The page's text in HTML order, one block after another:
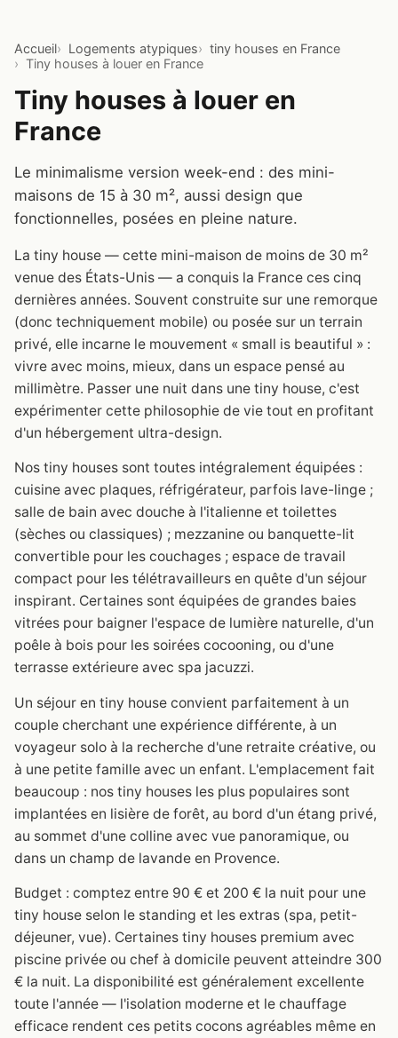
Accueil Logements atypiques
tiny houses en France
Tiny houses à louer en France
Tiny houses à louer en
France
Le minimalisme version week-end : des mini-
maisons de 15 à 30 m², aussi design que
fonctionnelles, posées en pleine nature.
La tiny house — cette mini-maison de moins de 30 m²
venue des États-Unis — a conquis la France ces cinq
dernières années. Souvent construite sur une remorque
(donc techniquement mobile) ou posée sur un terrain
privé, elle incarne le mouvement « small is beautiful » :
vivre avec moins, mieux, dans un espace pensé au
millimètre. Passer une nuit dans une tiny house, c'est
expérimenter cette philosophie de vie tout en profitant
d'un hébergement ultra-design.
Nos tiny houses sont toutes intégralement équipées :
cuisine avec plaques, réfrigérateur, parfois lave-linge ;
salle de bain avec douche à l'italienne et toilettes
(sèches ou classiques) ; mezzanine ou banquette-lit
convertible pour les couchages ; espace de travail
compact pour les télétravailleurs en quête d'un séjour
inspirant. Certaines sont équipées de grandes baies
vitrées pour baigner l'espace de lumière naturelle, d'un
poêle à bois pour les soirées cocooning, ou d'une
terrasse extérieure avec spa jacuzzi.
Un séjour en tiny house convient parfaitement à un
couple cherchant une expérience différente, à un
voyageur solo à la recherche d'une retraite créative, ou
à une petite famille avec un enfant. L'emplacement fait
beaucoup : nos tiny houses les plus populaires sont
implantées en lisière de forêt, au bord d'un étang privé,
au sommet d'une colline avec vue panoramique, ou
dans un champ de lavande en Provence.
Budget : comptez entre 90 € et 200 € la nuit pour une
tiny house selon le standing et les extras (spa, petit-
déjeuner, vue). Certaines tiny houses premium avec
piscine privée ou chef à domicile peuvent atteindre 300
€ la nuit. La disponibilité est généralement excellente
toute l'année — l'isolation moderne et le chauffage
efficace rendent ces petits cocons agréables même en